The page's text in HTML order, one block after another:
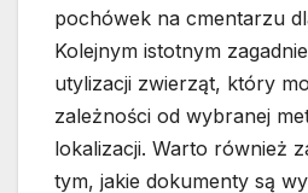
pochówek na cmentarzu
Kolejnym istotnym
utylizacji zwierząt, który
zależności od wybranej
lokalizacji. Warto również
tym, jakie dokumenty są